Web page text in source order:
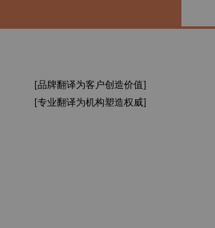
[品牌翻译为客户创造价值]
[专业翻译为机构塑造权威]